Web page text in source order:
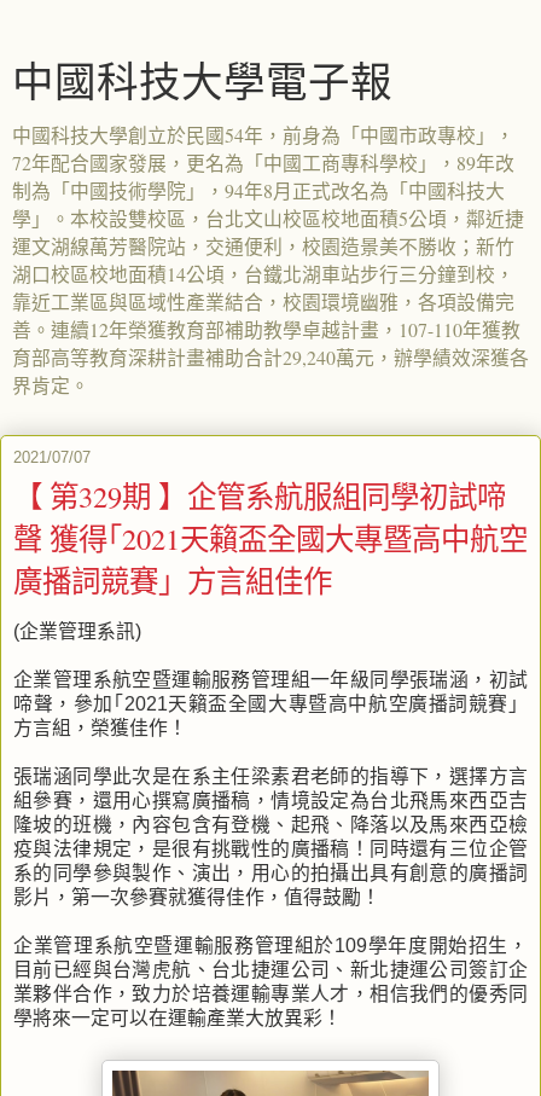
中國科技大學電子報
中國科技大學創立於民國54年，前身為「中國市政專校」，
72年配合國家發展，更名為「中國工商專科學校」，89年改
制為「中國技術學院」，94年8月正式改名為「中國科技大
學」。本校設雙校區，台北文山校區校地面積5公頃，鄰近捷
運文湖線萬芳醫院站，交通便利，校園造景美不勝收；新竹
湖口校區校地面積14公頃，台鐵北湖車站步行三分鐘到校，
靠近工業區與區域性產業結合，校園環境幽雅，各項設備完
善。連續12年榮獲教育部補助教學卓越計畫，107-110年獲教
育部高等教育深耕計畫補助合計29,240萬元，辦學績效深獲各
界肯定。
2021/07/07
【 第329期 】企管系航服組同學初試啼
聲 獲得｢2021天籟盃全國大專暨高中航空
廣播詞競賽」方言組佳作
(企業管理系訊)
企業管理系航空暨運輸服務管理組一年級同學張瑞涵，初試
啼聲，參加｢2021天籟盃全國大專暨高中航空廣播詞競賽」
方言組，榮獲佳作！
張瑞涵同學此次是在系主任梁素君老師的指導下，選擇方言
組參賽，還用心撰寫廣播稿，情境設定為台北飛馬來西亞吉
隆坡的班機，內容包含有登機、起飛、降落以及馬來西亞檢
疫與法律規定，是很有挑戰性的廣播稿！同時還有三位企管
系的同學參與製作、演出，用心的拍攝出具有創意的廣播詞
影片，第一次參賽就獲得佳作，值得鼓勵！
企業管理系航空暨運輸服務管理組於109學年度開始招生，
目前已經與台灣虎航、台北捷運公司、新北捷運公司簽訂企
業夥伴合作，致力於培養運輸專業人才，相信我們的優秀同
學將來一定可以在運輸產業大放異彩！